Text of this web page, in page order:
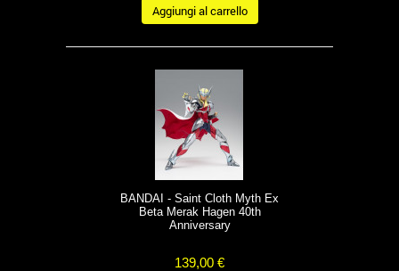
Aggiungi al carrello
BANDAI - Saint Cloth Myth Ex
Beta Merak Hagen 40th
Anniversary
139,00 €